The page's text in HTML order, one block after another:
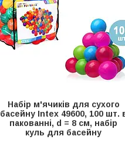
Набір м'ячиків для сухого
басейну Intex 49600, 100 шт.
пакованні, d = 8 см, набір
куль для басейну